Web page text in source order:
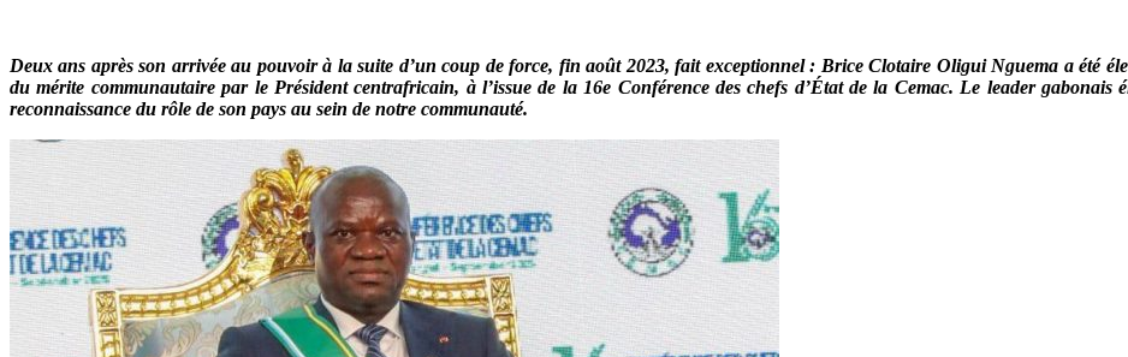
Deux ans après son arrivée au pouvoir à la suite d’un coup de force, fin août 2023, fait exceptionnel : Brice Clotaire Oligui Nguema a été
du mérite communautaire par le Président centrafricain, à l’issue de la 16e Conférence des chefs d’État de la Cemac. Le leader
reconnaissance du rôle de son pays au sein de notre communauté.